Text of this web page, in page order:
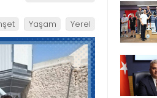
Yaşam Yerel